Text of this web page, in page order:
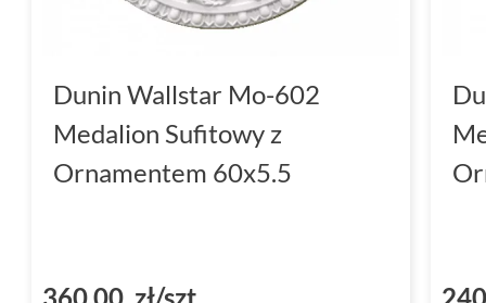
Dunin Wallstar Mo-602
Medalion Sufitowy z
Ornamentem 60x5.5
360,00 zł/szt